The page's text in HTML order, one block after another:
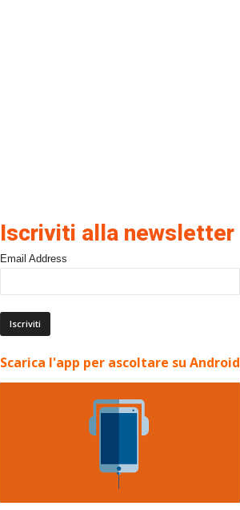
Iscriviti alla newsletter
Email Address
Scarica l'app per ascoltare su Android